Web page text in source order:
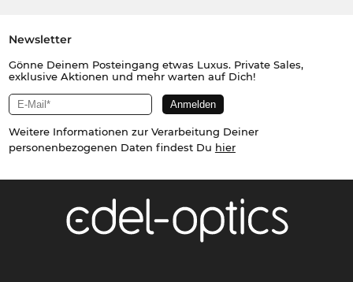
Newsletter
Gönne Deinem Posteingang etwas Luxus. Private Sales,
exklusive Aktionen und mehr warten auf Dich!
Weitere Informationen zur Verarbeitung Deiner
personenbezogenen Daten findest Du hier